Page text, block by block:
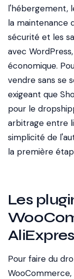
l'hébergement,
la maintenance
sécurité et les
avec
économique.
vendre sans se
exigeant que
pour le
arbitrage entre
simplicité de
la première
Les
Pour faire du